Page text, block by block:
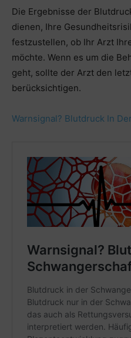
Die Ergebnisse der
dienen, Ihre
festzustellen, ob Ihr Arzt
möchte. Wenn es um die
geht, sollte der Arzt den
berücksichtigen.
Warnsignal? Blutdruck In